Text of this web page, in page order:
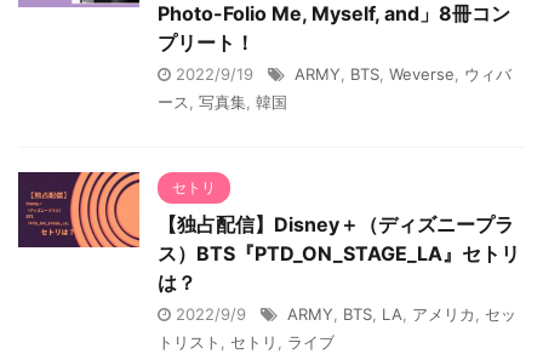
Photo-Folio Me, Myself, and」8冊コン
プリート！
2022/9/19 ARMY BTS Weverse
ウィバ
ース
写真集 韓国
セトリ
【独占配信】Disney＋（ディズニープラ
ス）BTS『PTD_ON_STAGE_LA』セトリ
は？
2022/9/9 ARMY BTS LA アメリカ
セッ
トリスト
セトリ ライブ